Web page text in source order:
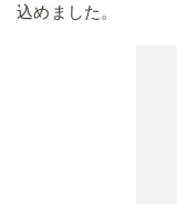
込めました。